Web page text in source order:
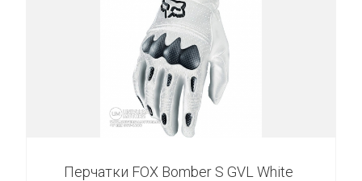
Перчатки FOX Bomber S GVL White